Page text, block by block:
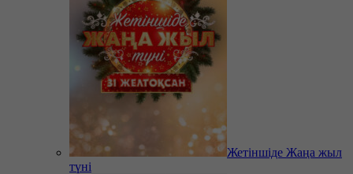
Жетіншіде Жаңа жыл
түні